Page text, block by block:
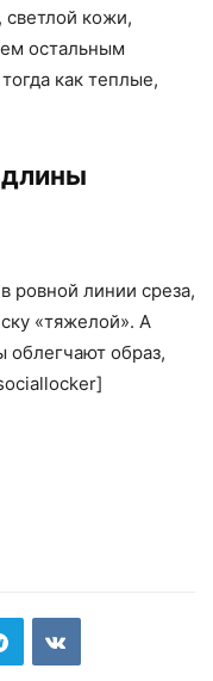
светлой кожи,
остальным
как теплые,
ровной линии среза,
«тяжелой». А
облегчают образ,